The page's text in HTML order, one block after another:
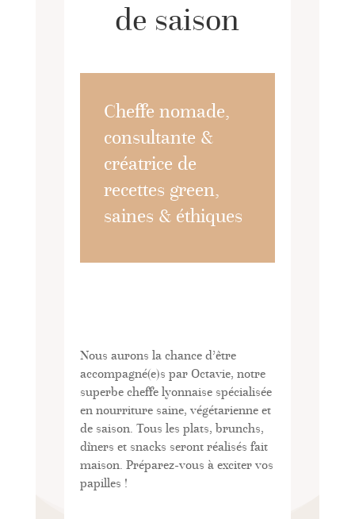
de saison
Cheffe nomade,
consultante &
créatrice de
recettes green,
saines & éthiques
Nous aurons la chance d’être
accompagné(e)s par Octavie, notre
superbe cheffe lyonnaise spécialisée
en nourriture saine, végétarienne et
de saison. Tous les plats, brunchs,
dîners et snacks seront réalisés fait
maison. Préparez-vous à exciter vos
papilles !